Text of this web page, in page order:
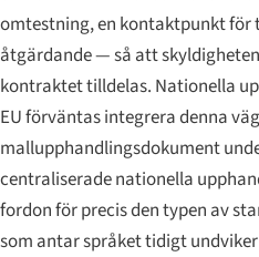
omtestning, en kontaktpunkt för
åtgärdande — så att
kontraktet tilldelas. Nationella
EU förväntas integrera denna
mallupphandlingsdokument
centraliserade nationella
fordon för precis den typen av
som antar språket tidigt